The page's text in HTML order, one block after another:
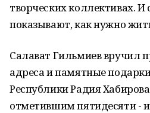
творческих коллективах.
показывают, как нужно
Салават Гильмиев вручил
адреса и памятные
Республики Радия
отметившим пятидесяти -